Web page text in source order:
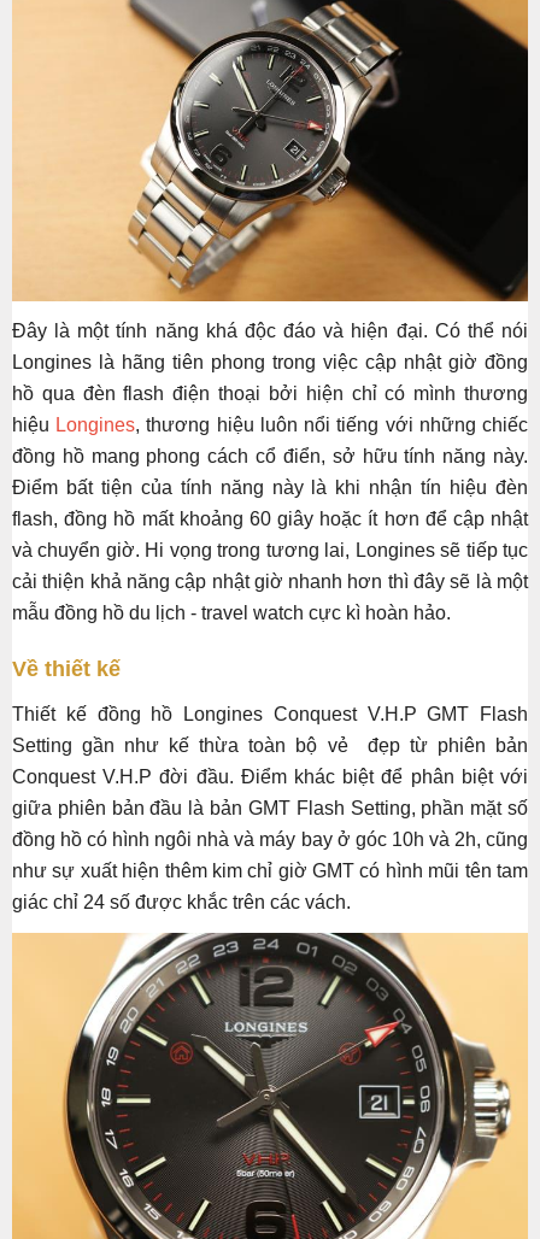
Đây là một tính năng khá độc đáo và hiện đại. Có thể nói
Longines là hãng tiên phong trong việc cập nhật giờ đồng
hồ qua đèn flash điện thoại bởi hiện chỉ có mình thương
hiệu Longines, thương hiệu luôn nổi tiếng với những chiếc
đồng hồ mang phong cách cổ điển, sở hữu tính năng này.
Điểm bất tiện của tính năng này là khi nhận tín hiệu đèn
flash, đồng hồ mất khoảng 60 giây hoặc ít hơn để cập nhật
và chuyển giờ. Hi vọng trong tương lai, Longines sẽ tiếp tục
cải thiện khả năng cập nhật giờ nhanh hơn thì đây sẽ là một
mẫu đồng hồ du lịch - travel watch cực kì hoàn hảo.
Về thiết kế
Thiết kế đồng hồ Longines Conquest V.H.P GMT Flash
Setting gần như kế thừa toàn bộ vẻ đẹp từ phiên bản
Conquest V.H.P đời đầu. Điểm khác biệt để phân biệt với
giữa phiên bản đầu là bản GMT Flash Setting, phần mặt số
đồng hồ có hình ngôi nhà và máy bay ở góc 10h và 2h, cũng
như sự xuất hiện thêm kim chỉ giờ GMT có hình mũi tên tam
giác chỉ 24 số được khắc trên các vách.